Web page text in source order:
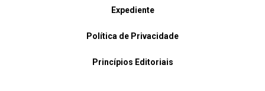
Expediente
Política de Privacidade
Princípios Editoriais